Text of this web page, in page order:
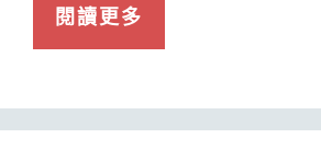
閱讀更多